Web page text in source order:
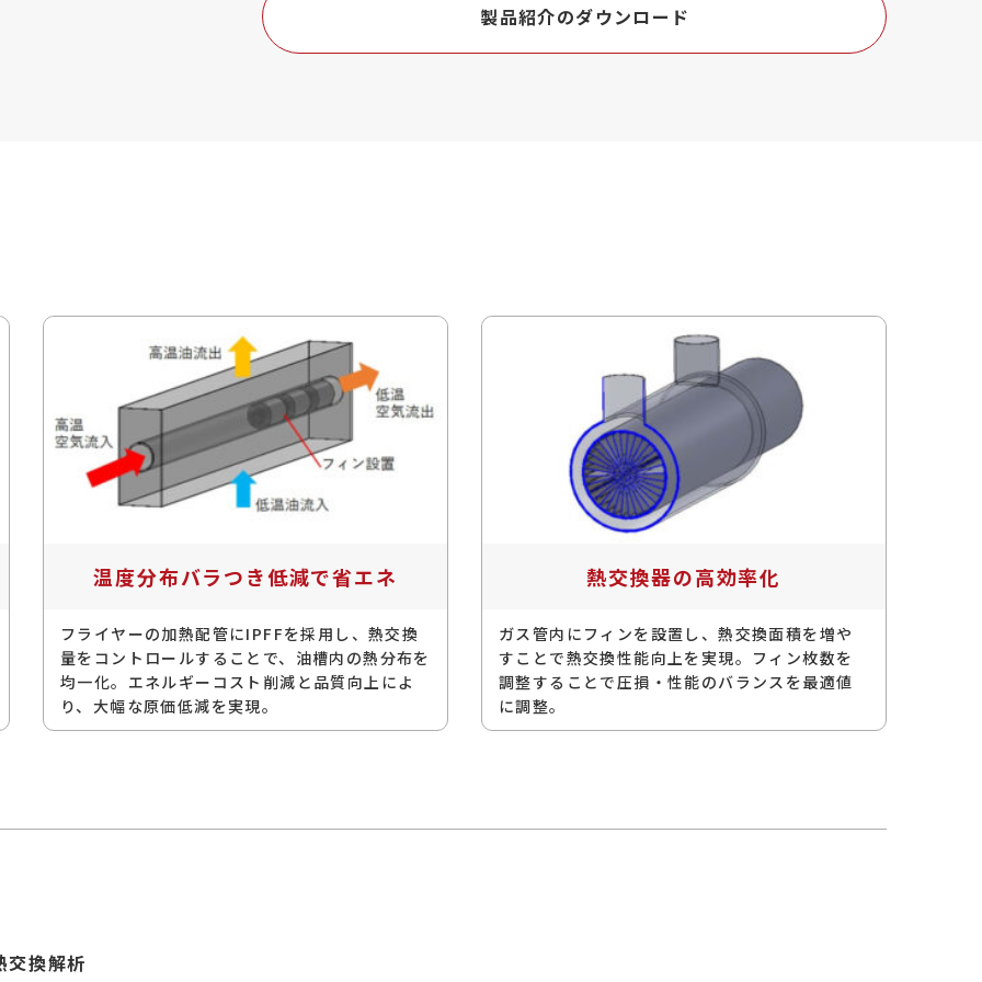
製品紹介のダウンロード
温度分布バラつき低減で省エネ
フライヤーの加熱配管にIPFFを採用し、熱交換
量をコントロールすることで、油槽内の熱分布を
均一化。エネルギーコスト削減と品質向上によ
り、大幅な原価低減を実現。
熱交換器の高効率化
ガス管内にフィンを設置し、熱交換面積を増や
すことで熱交換性能向上を実現。フィン枚数を
調整することで圧損・性能のバランスを最適値
に調整。
交換解析